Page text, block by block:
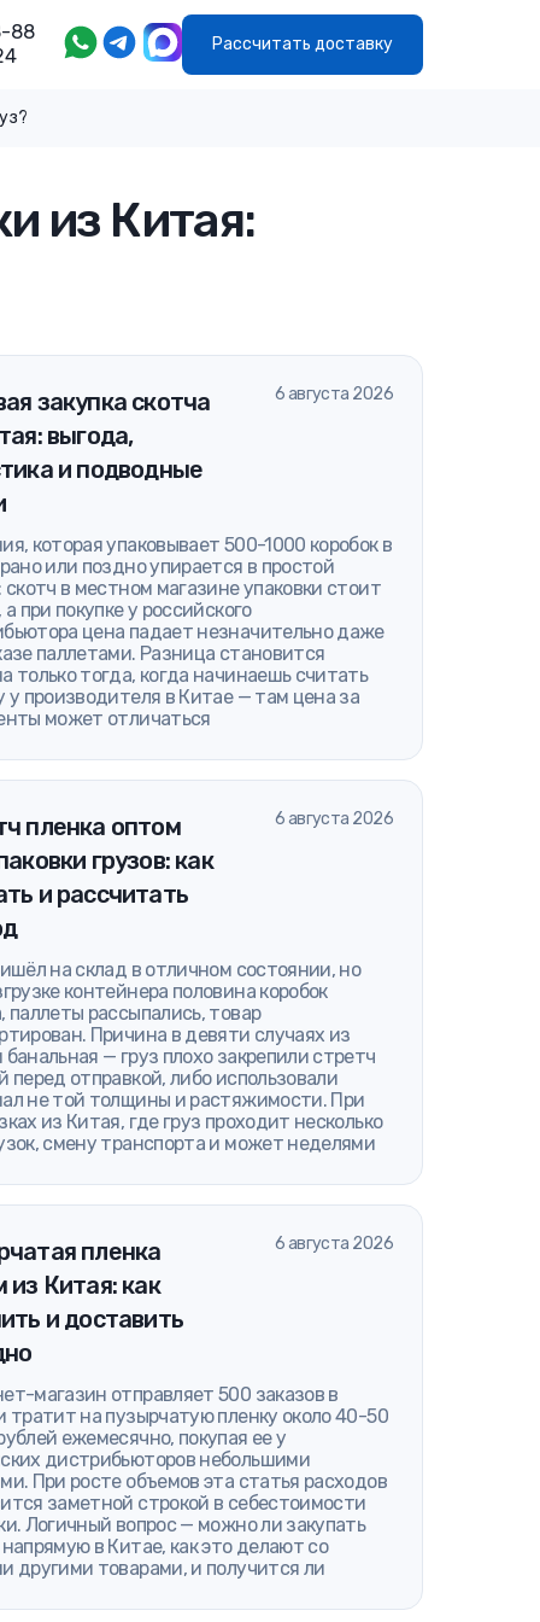
88
Рассчитать доставку
из Китая:
закупка скотча
выгода,
и подводные
6 августа 2026
которая упаковывает 500-1000 коробок в
или поздно упирается в простой
скотч в местном магазине упаковки стоит
а при покупке у российского
цена падает незначительно даже
паллетами. Разница становится
только тогда, когда начинаешь считать
у производителя в Китае — там цена за
может отличаться
пленка оптом
грузов: как
и рассчитать
6 августа 2026
на склад в отличном состоянии, но
контейнера половина коробок
паллеты рассыпались, товар
Причина в девяти случаях из
— груз плохо закрепили стретч
перед отправкой, либо использовали
не той толщины и растяжимости. При
из Китая, где груз проходит несколько
смену транспорта и может неделями
пленка
из Китая: как
и доставить
6 августа 2026
магазин отправляет 500 заказов в
тратит на пузырчатую пленку около 40-50
ежемесячно, покупая ее у
дистрибьюторов небольшими
При росте объемов эта статья расходов
заметной строкой в себестоимости
Логичный вопрос — можно ли закупать
напрямую в Китае, как это делают со
другими товарами, и получится ли